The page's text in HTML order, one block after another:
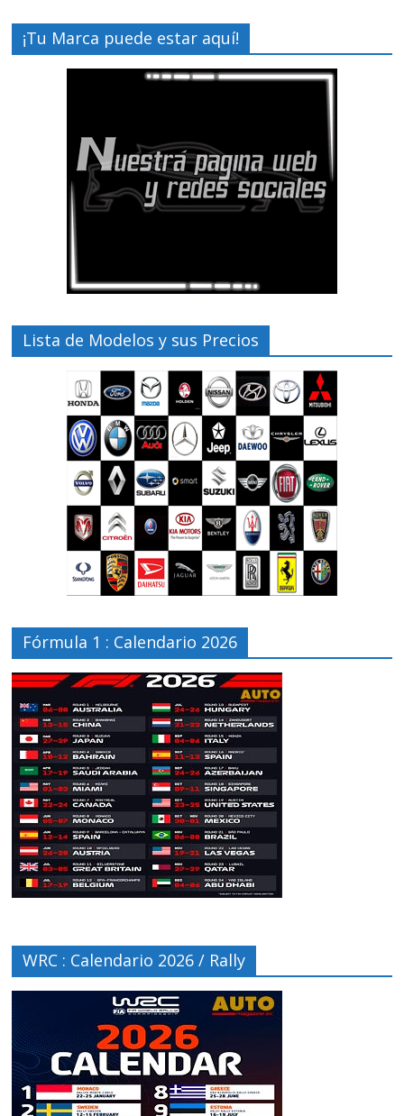
¡Tu Marca puede estar aquí!
Lista de Modelos y sus Precios
Fórmula 1 : Calendario 2026
WRC : Calendario 2026 / Rally